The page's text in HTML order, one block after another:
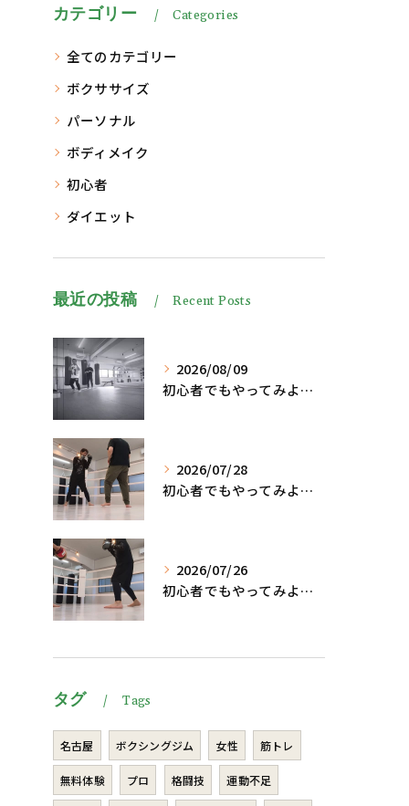
カテゴリー Categories
全てのカテゴリー
ボクササイズ
パーソナル
ボディメイク
初心者
ダイエット
最近の投稿 Recent Posts
2026/08/09
初心者でもやってみよう、格闘技でダイエット脂肪燃焼🔥
2026/07/28
初心者でもやってみよう、格闘技でダイエット脂肪燃焼🔥
2026/07/26
初心者でもやってみよう、格闘技でダイエット、脂肪燃焼🔥
タグ Tags
名古屋 ボクシングジム 女性 筋トレ
無料体験 プロ 格闘技 運動不足